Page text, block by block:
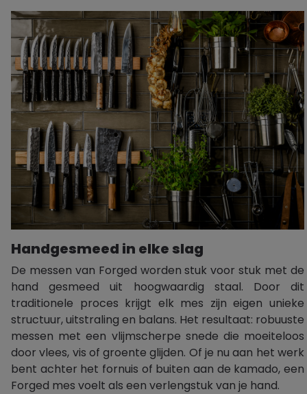
Handgesmeed in elke slag
De messen van Forged worden stuk voor stuk met de
hand gesmeed uit hoogwaardig staal. Door dit
traditionele proces krijgt elk mes zijn eigen unieke
structuur, uitstraling en balans. Het resultaat: robuuste
messen met een vlijmscherpe snede die moeiteloos
door vlees, vis of groente glijden. Of je nu aan het werk
bent achter het fornuis of buiten aan de kamado, een
Forged mes voelt als een verlengstuk van je hand.